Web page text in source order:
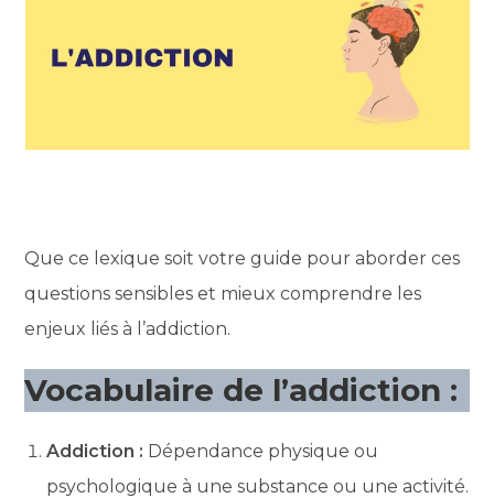
Que ce lexique soit votre guide pour aborder ces
questions sensibles et mieux comprendre les
enjeux liés à l’addiction.
Vocabulaire de l’addiction :
Addiction : Dépendance physique ou
psychologique à une substance ou une activité.